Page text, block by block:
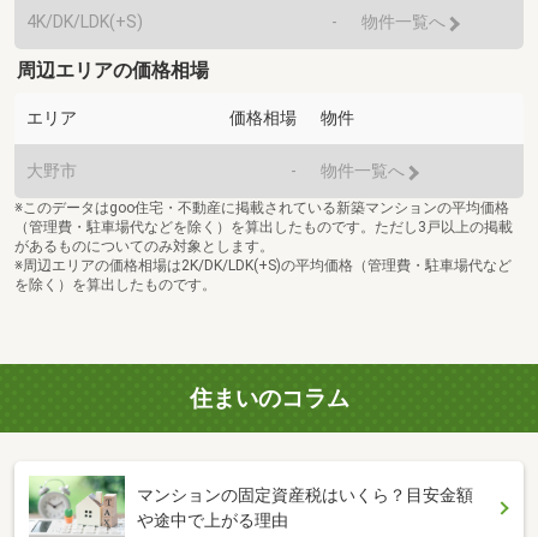
4K/DK/LDK(+S) - 物件一覧へ
周辺エリアの価格相場
エリア 価格相場 物件
大野市 - 物件一覧へ
※このデータはgoo住宅・不動産に掲載されている新築マンションの平均価格
（管理費・駐車場代などを除く）を算出したものです。ただし3戸以上の掲載
があるものについてのみ対象とします。
※周辺エリアの価格相場は2K/DK/LDK(+S)の平均価格（管理費・駐車場代など
を除く）を算出したものです。
住まいのコラム
マンションの固定資産税はいくら？目安金額
や途中で上がる理由